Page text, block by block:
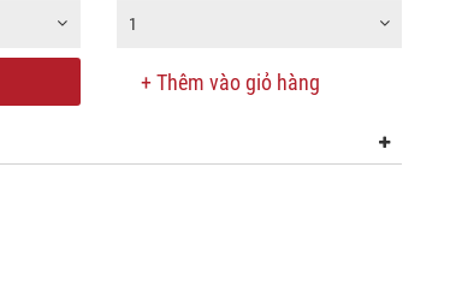
1
+ Thêm vào giỏ hàng